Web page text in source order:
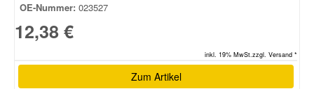
OE-Nummer: 023527
12,38 €
inkl. 19% MwSt.zzgl. Versand *
Zum Artikel